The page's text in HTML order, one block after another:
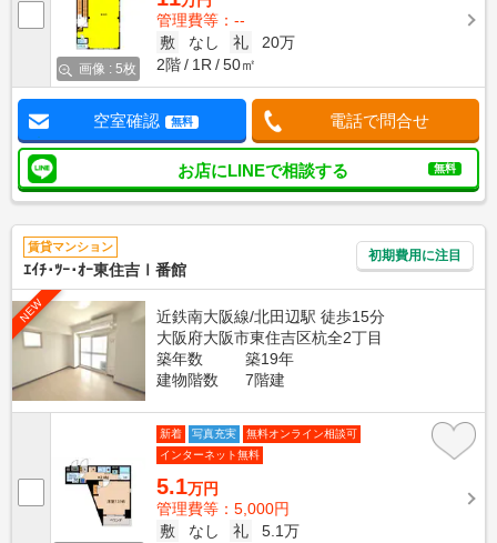
画像 : 5枚
管理費等：--
敷
なし 礼
20万
2階
1R 50㎡
空室確認 無料 電話で問合せ
お店にLINEで相談する 無料
賃貸マンション
ｴｲﾁ･ﾂｰ･ｵｰ東住吉Ⅰ番館
初期費用に注目
NEW
近鉄南大阪線/北田辺駅 徒歩15分
大阪府大阪市東住吉区杭全2丁目
築年数
築19年
建物階数
7階建
新着 写真充実
無料オンライン相談可
インターネット無料
5.1万円
管理費等：5,000円
敷
なし 礼
5.1万